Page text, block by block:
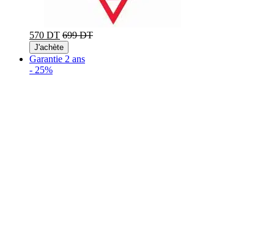
570 DT 699 DT
J'achète
Garantie 2 ans
- 25%